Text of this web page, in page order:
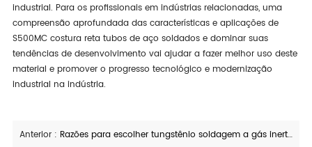
industrial. Para os profissionais em indústrias relacionadas, uma
compreensão aprofundada das características e aplicações de
S500MC costura reta tubos de aço soldados e dominar suas
tendências de desenvolvimento vai ajudar a fazer melhor uso deste
material e promover o progresso tecnológico e modernização
industrial na indústria.
Anterior : Razões para escolher tungstênio soldagem a gás inerte para tubos de aço